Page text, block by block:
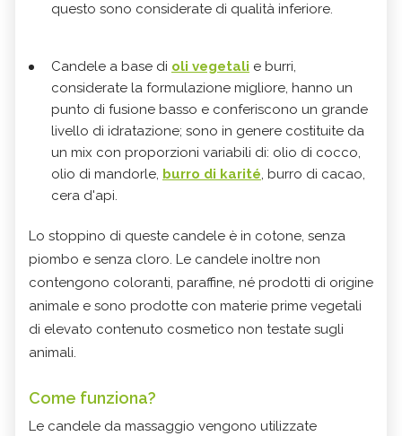
questo sono considerate di qualità inferiore.
Candele a base di oli vegetali e burri,
considerate la formulazione migliore, hanno un
punto di fusione basso e conferiscono un grande
livello di idratazione; sono in genere costituite da
un mix con proporzioni variabili di: olio di cocco,
olio di mandorle, burro di karité, burro di cacao,
cera d'api.
Lo stoppino di queste candele è in cotone, senza
piombo e senza cloro. Le candele inoltre non
contengono coloranti, paraffine, né prodotti di origine
animale e sono prodotte con materie prime vegetali
di elevato contenuto cosmetico non testate sugli
animali.
Come funziona?
Le candele da massaggio vengono utilizzate